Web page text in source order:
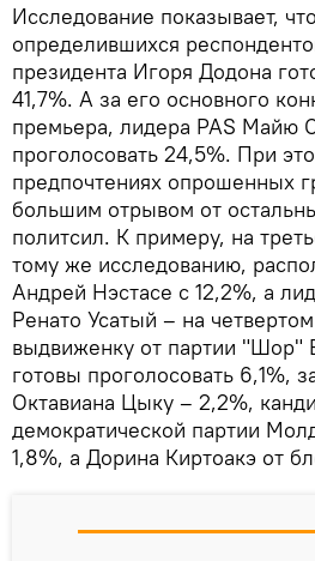
Исследование показывает,
определившихся
президента Игоря Додона
41,7%. А за его основного
премьера, лидера PAS Майю
проголосовать 24,5%. При
предпочтениях опрошенных
большим отрывом от
политсил. К примеру, на
тому же исследованию,
Андрей Нэстасе с 12,2%, а
Ренато Усатый – на
выдвиженку от партии "Шор"
готовы проголосовать 6,1%,
Октавиана Цыку – 2,2%,
демократической партии
1,8%, а Дорина Киртоакэ от